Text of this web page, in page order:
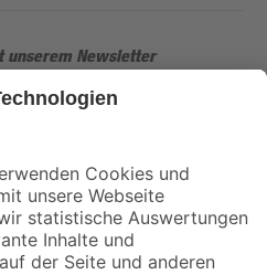
unserem Newsletter
und Aktionen mehr verpassen!